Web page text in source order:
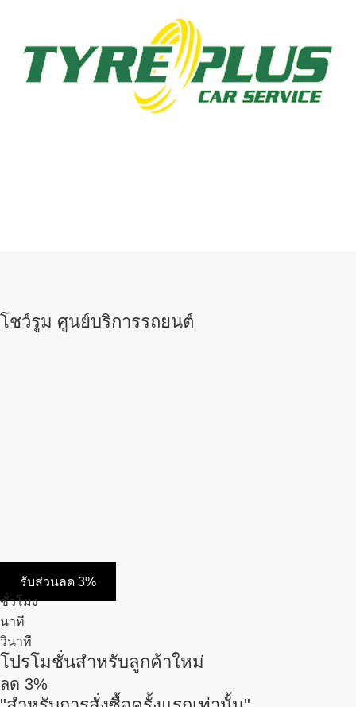
โชว์รูม ศูนย์บริการรถยนต์
รับส่วนลด 3%
ชั่วโมง
นาที
วินาที
โปรโมชั่นสำหรับลูกค้าใหม่
ลด 3%